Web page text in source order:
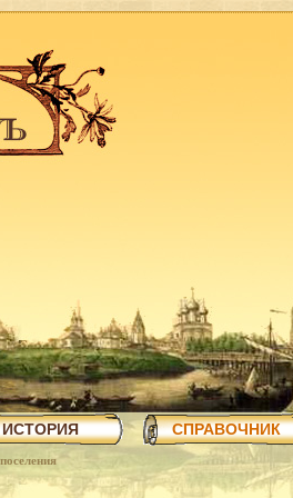
ИСТОРИЯ СПРАВОЧНИК